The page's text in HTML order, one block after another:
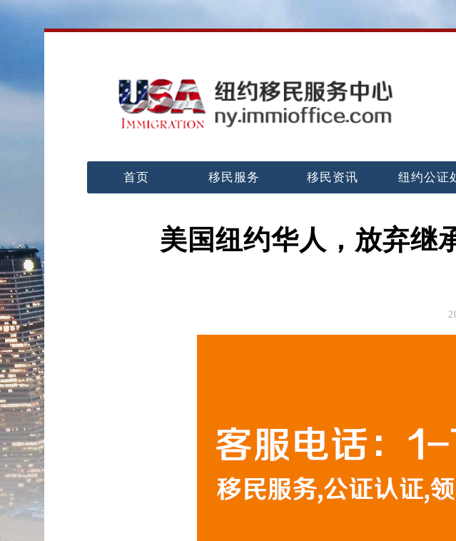
首页 移民服务 移民资讯 纽约公证
美国纽约华人，放弃继